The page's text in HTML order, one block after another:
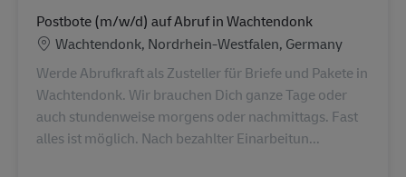
Postbote (m/w/d) auf Abruf in Wachtendonk
Location
Wachtendonk, Nordrhein-Westfalen, Germany
Werde Abrufkraft als Zusteller für Briefe und Pakete in
Wachtendonk. Wir brauchen Dich ganze Tage oder
auch stundenweise morgens oder nachmittags. Fast
alles ist möglich. Nach bezahlter Einarbeitun...